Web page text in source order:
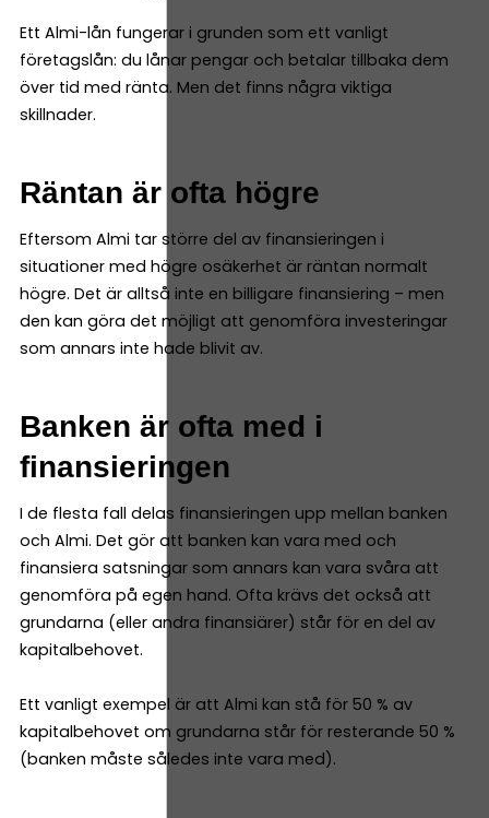
Ett Almi-lån fungerar i grunden som ett vanligt
företagslån: du lånar pengar och betalar tillbaka dem
över tid med ränta. Men det finns några viktiga
skillnader.
Räntan är ofta högre
Eftersom Almi tar större del av finansieringen i
situationer med högre osäkerhet är räntan normalt
högre. Det är alltså inte en billigare finansiering – men
den kan göra det möjligt att genomföra investeringar
som annars inte hade blivit av.
Banken är ofta med i
finansieringen
I de flesta fall delas finansieringen upp mellan banken
och Almi. Det gör att banken kan vara med och
finansiera satsningar som annars kan vara svåra att
genomföra på egen hand. Ofta krävs det också att
grundarna (eller andra finansiärer) står för en del av
kapitalbehovet.
Ett vanligt exempel är att Almi kan stå för 50 % av
kapitalbehovet om grundarna står för resterande 50 %
(banken måste således inte vara med).